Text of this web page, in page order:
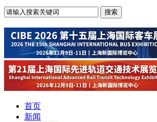
首页
新闻